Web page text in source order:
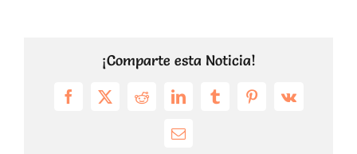
¡Comparte esta Noticia!
Facebook
X RedditLinkedInTumblrPinterest
Vk
Email